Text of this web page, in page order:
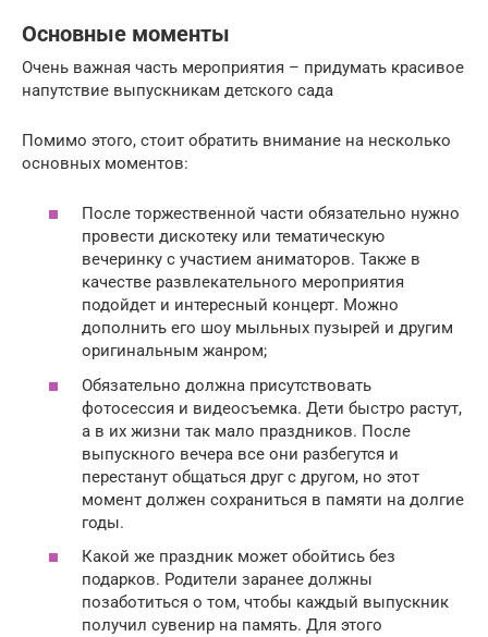
Основные моменты
Очень важная часть мероприятия – придумать красивое
напутствие выпускникам детского сада
Помимо этого, стоит обратить внимание на несколько
основных моментов:
После торжественной части обязательно нужно
провести дискотеку или тематическую
вечеринку с участием аниматоров. Также в
качестве развлекательного мероприятия
подойдет и интересный концерт. Можно
дополнить его шоу мыльных пузырей и другим
оригинальным жанром;
Обязательно должна присутствовать
фотосессия и видеосъемка. Дети быстро растут,
а в их жизни так мало праздников. После
выпускного вечера все они разбегутся и
перестанут общаться друг с другом, но этот
момент должен сохраниться в памяти на долгие
годы.
Какой же праздник может обойтись без
подарков. Родители заранее должны
позаботиться о том, чтобы каждый выпускник
получил сувенир на память. Для этого